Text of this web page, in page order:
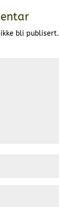
bli publisert.